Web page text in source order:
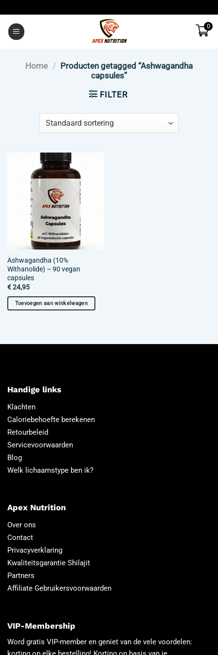
inhoud
0
Home / Producten getagged “Ashwagandha
capsules”
FILTER
Ashwagandha (10%
Withanolide) – 90 vegan
capsules
€24,95
Toevoegen aan winkelwagen
Handige links
Klachten
Caloriebehoefte berekenen
Retourbeleid
Servicevoorwaarden
Blog
Welk lichaamstype ben ik?
Apex Nutrition
Over ons
Contact
Privacyverklaring
Kwaliteitsgarantie Shilajit
Partners
Affiliate Gebruikersvoorwaarden
VIP-Membership
Word gratis VIP-member en geniet van de vele voordelen: